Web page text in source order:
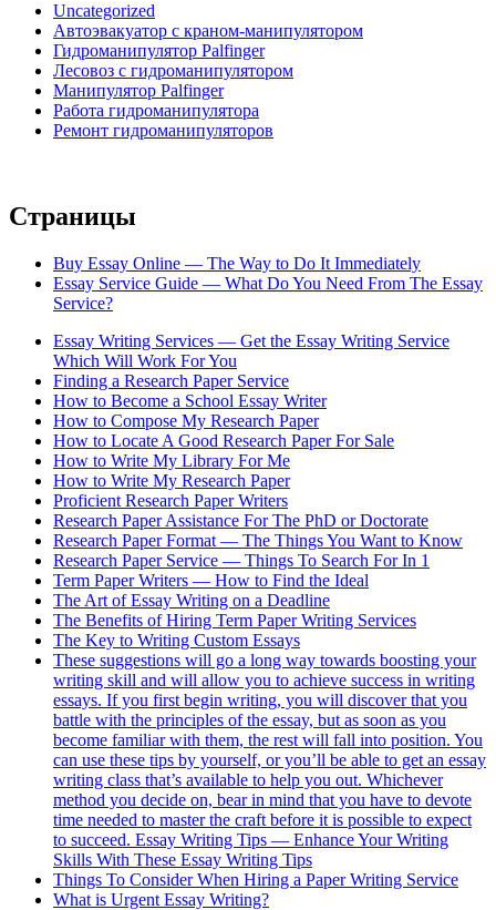
Uncategorized
Автоэвакуатор с краном-манипулятором
Гидроманипулятор Palfinger
Лесовоз с гидроманипулятором
Манипулятор Palfinger
Работа гидроманипулятора
Ремонт гидроманипуляторов
Страницы
Buy Essay Online — The Way to Do It Immediately
Essay Service Guide — What Do You Need From The Essay
Service?
Essay Writing Services — Get the Essay Writing Service
Which Will Work For You
Finding a Research Paper Service
How to Become a School Essay Writer
How to Compose My Research Paper
How to Locate A Good Research Paper For Sale
How to Write My Library For Me
How to Write My Research Paper
Proficient Research Paper Writers
Research Paper Assistance For The PhD or Doctorate
Research Paper Format — The Things You Want to Know
Research Paper Service — Things To Search For In 1
Term Paper Writers — How to Find the Ideal
The Art of Essay Writing on a Deadline
The Benefits of Hiring Term Paper Writing Services
The Key to Writing Custom Essays
These suggestions will go a long way towards boosting your
writing skill and will allow you to achieve success in writing
essays. If you first begin writing, you will discover that you
battle with the principles of the essay, but as soon as you
become familiar with them, the rest will fall into position. You
can use these tips by yourself, or you’ll be able to get an essay
writing class that’s available to help you out. Whichever
method you decide on, bear in mind that you have to devote
time needed to master the craft before it is possible to expect
to succeed. Essay Writing Tips — Enhance Your Writing
Skills With These Essay Writing Tips
Things To Consider When Hiring a Paper Writing Service
What is Urgent Essay Writing?